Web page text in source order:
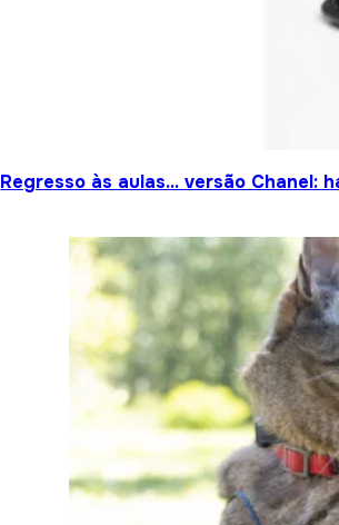
Regresso às aulas… versão Chanel: